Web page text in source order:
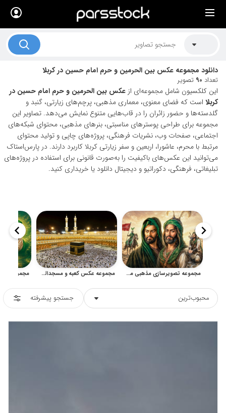
دانلود مجموعه عکس بین الحرمین و حرم امام حسین در کربلا
تعداد 90 تصویر
این کلکسیون شامل مجموعه‌ای از عکس بین الحرمین و حرم امام حسین در
کربلا است که فضای معنوی، معماری مذهبی، پرچم‌های زیارتی، گنبد و
گلدسته‌ها و حضور زائران را در قاب‌هایی متنوع نمایش می‌دهد. تصاویر این
مجموعه برای طراحی پوسترهای مناسبتی، بنرهای مذهبی، محتوای شبکه‌های
اجتماعی، صفحات وب، نشریات فرهنگی، پروژه‌های چاپی و تولید محتوای
مرتبط با محرم، عاشورا، اربعین و سفر زیارتی کربلا کاربرد دارند. در پارس‌استاک
می‌توانید این عکس‌های باکیفیت را به‌صورت قانونی برای استفاده در پروژه‌های
تبلیغاتی، فرهنگی، دکوراتیو و دیجیتال دانلود یا خریداری کنید.
مجموعه تصویرسازی مذهبی محرم و عاشورا با حال‌وهوای کربلا مجموعه عکس کعبه و مسجدالحرام برای طراحی مذهبی
محبوب‌ترین جستجو پیشرفته
× لیست قیمت ها
موضوعات تصاویر
دکوراسیون و فضاها
هنرمندان ایرانی
کسب درآمد از فروش تصاویر
021 28428845
تماس با ما